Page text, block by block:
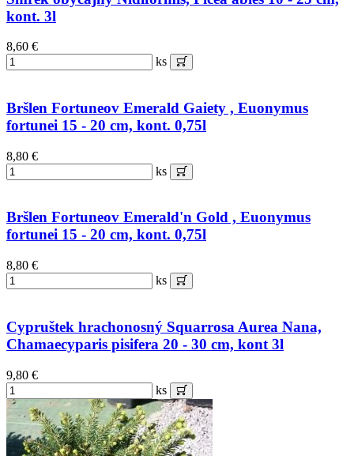
kont. 3l
8,60 €
ks
Bršlen Fortuneov Emerald Gaiety , Euonymus
fortunei 15 - 20 cm, kont. 0,75l
8,80 €
ks
Bršlen Fortuneov Emerald'n Gold , Euonymus
fortunei 15 - 20 cm, kont. 0,75l
8,80 €
ks
Cypruštek hrachonosný Squarrosa Aurea Nana,
Chamaecyparis pisifera 20 - 30 cm, kont 3l
9,80 €
ks